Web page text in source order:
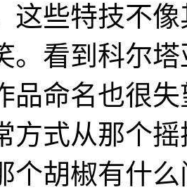
这些特技不
。看到科尔
品命名也很
方式从那个
个胡椒有什